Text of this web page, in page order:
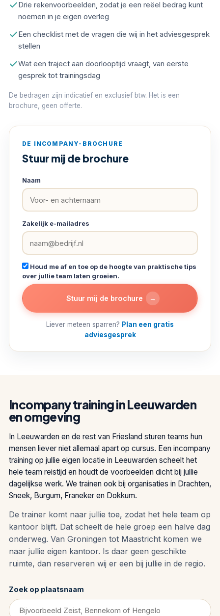
Drie rekenvoorbeelden, zodat je een reëel bedrag kunt
noemen in je eigen overleg
Een checklist met de vragen die wij in het adviesgesprek
stellen
Wat een traject aan doorlooptijd vraagt, van eerste
gesprek tot trainingsdag
De bedragen zijn indicatief en exclusief btw. Het is een
brochure, geen offerte.
DE INCOMPANY-BROCHURE
Stuur mij de brochure
Naam
Zakelijk e-mailadres
Houd me af en toe op de hoogte van praktische tips
over jullie team laten groeien.
Stuur mij de brochure →
Liever meteen sparren? Plan een gratis
adviesgesprek
Incompany training in Leeuwarden
en omgeving
In Leeuwarden en de rest van Friesland sturen teams hun
mensen liever niet allemaal apart op cursus. Een incompany
training op jullie eigen locatie in Leeuwarden scheelt het
hele team reistijd en houdt de voorbeelden dicht bij jullie
dagelijkse werk. We trainen ook bij organisaties in Drachten,
Sneek, Burgum, Franeker en Dokkum.
De trainer komt naar jullie toe, zodat het hele team op
kantoor blijft. Dat scheelt de hele groep een halve dag
onderweg. Van Groningen tot Maastricht komen we
naar jullie eigen kantoor. Is daar geen geschikte
ruimte, dan reserveren wij er een bij jullie in de regio.
Zoek op plaatsnaam